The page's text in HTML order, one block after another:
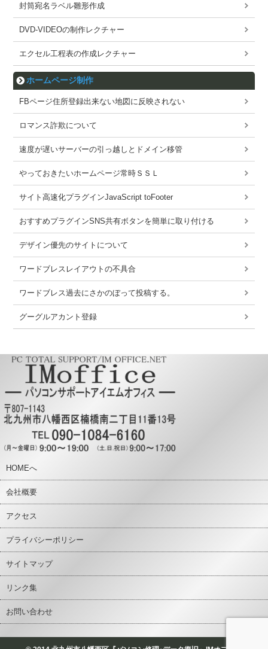
封筒宛名ラベル雛形作成
DVD-VIDEOの制作レクチャー
エクセル工程表の作成レクチャー
ホームページ制作
FBページ住所登録出来ない地図に反映されない
ロマンス詐欺について
速度が遅いサーバーの引っ越しとドメイン移管
やっておきたいホームページ常時ＳＳＬ
サイト高速化プラグインJavaScript toFooter
おすすめプラグインSNS共有ボタンを簡単に取り付ける
デザイン優先のサイトについて
ワードブレスレイアウトの不具合
ワードブレス過去にさかのぼって投稿する。
グーグルアカント登録
HOMEへ
会社概要
アクセス
プライバシーポリシー
サイトマップ
リンク集
お問い合わせ